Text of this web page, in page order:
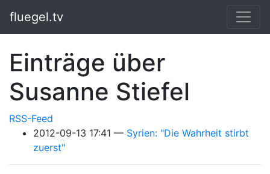
fluegel.tv
Einträge über
Susanne Stiefel
RSS-Feed
2012-09-13 17:41
Syrien: "Die Wahrheit stirbt
zuerst"